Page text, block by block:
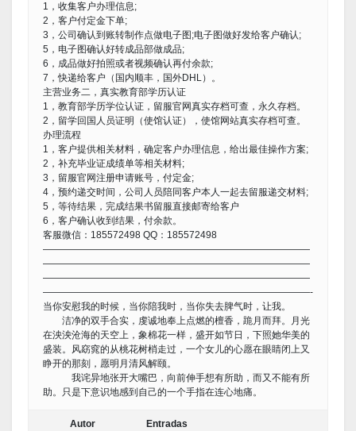
1，收集客户办理信息;
2，客户付定金下单;
3，公司确认到账转制作点做电子图;电子图做好发给客户确认;
5，电子图确认好转成品部做成品;
6，成品做好拍照或者视频确认再付余款;
7，快递给客户（国内顺丰，国外DHL）。
主营业务二，真实教育部学历认证
1，教育部学历学位认证，留服官网真实存档可查，永久存档。
2，留学回国人员证明（使馆认证），使馆网站真实存档可查。
办理流程
1，客户提供相关材料，确定客户办理信息，给出最佳操作方案;
2，补充毕业证成绩单等相关材料;
3，留服官网注册申请账号，付定金;
4，预约递交时间，公司人员陪同客户本人一起去留服递交材料;
5，等待结果，完成结果书留服直接邮寄给客户
6，客户确认收到结果，付余款。
客服微信：185572498 QQ：185572498
————————————————————————————
————————————————————————————
————————————————————————————
————————————————————————————-
当你安慰我的时候，当你陪我时，当你失去脾气时，让我。
洁净的双手合实，虔诚地奉上点燃的檀香，跪月而拜。月光
在泱泱沧海的天空上，象棉花一样，盛开如节日，下照她华美的
盛装。风窈窕的从桃花树梢走过，一个女儿的心愿在眼睛闭上又
睁开的那刻，愿明月清风解颐。
我诧异地张开大嘴巴，向前伸手想有所助，而又不能有所
助。只是下意识地感到自己的一个手指在连心地痛。
Autor Entradas